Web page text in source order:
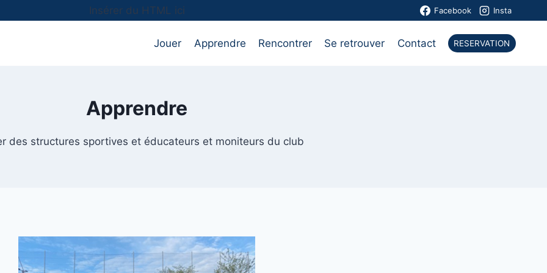
Insérer du HTML ici Facebook Insta
Jouer Apprendre Rencontrer Se retrouver Contact RESERVATION
Apprendre
des structures sportives et éducateurs et moniteurs du club